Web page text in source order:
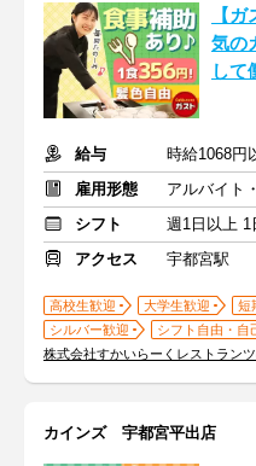
【
気の
して
給与
時給1068円
雇用形態
アルバイト
シフト
週1日以上 1
アクセス
宇都宮駅
高校生歓迎 大学生歓迎
短
シルバー歓迎
シフト自由・自
株式会社すかいらーくレストラン
カインズ 宇都宮平出店